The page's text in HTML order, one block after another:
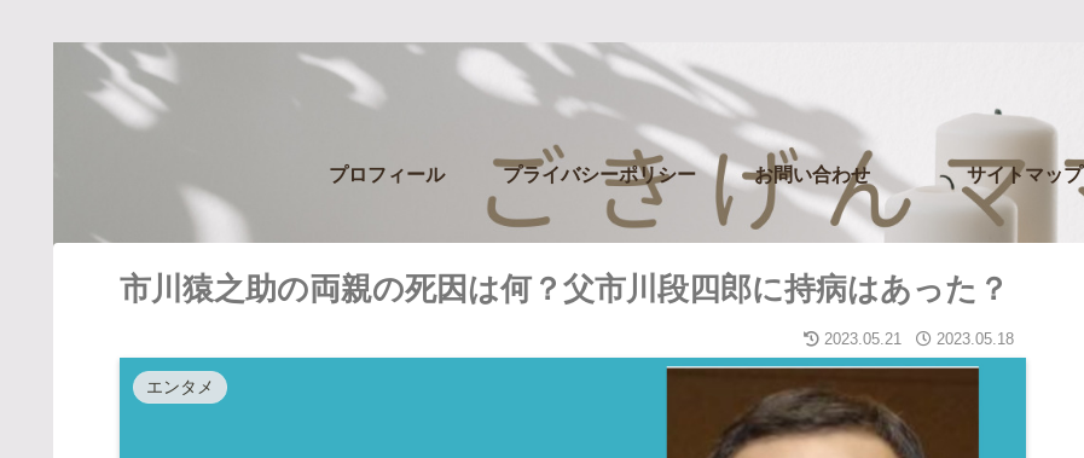
プロフィール プライバシーポリシー お問い合わせ サイトマップ
市川猿之助の両親の死因は何？父市川段四郎に持病はあった？
2023.05.21 2023.05.18
エンタメ